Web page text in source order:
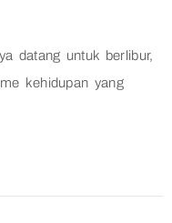
datang untuk berlibur,
kehidupan yang